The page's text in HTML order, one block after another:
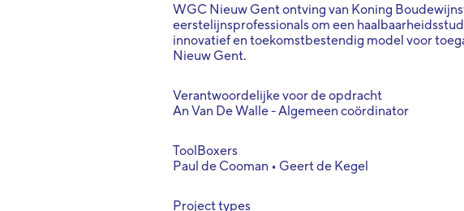
WGC Nieuw Gent ontving van Koning
eerstelijnsprofessionals om een
innovatief en toekomstbestendig model voor
Nieuw Gent.
Verantwoordelijke voor de opdracht
An Van De Walle - Algemeen coördinator
ToolBoxers
Paul de Cooman • Geert de Kegel
Project types